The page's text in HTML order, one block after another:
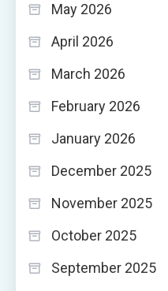
May 2026
April 2026
March 2026
February 2026
January 2026
December 2025
November 2025
October 2025
September 2025